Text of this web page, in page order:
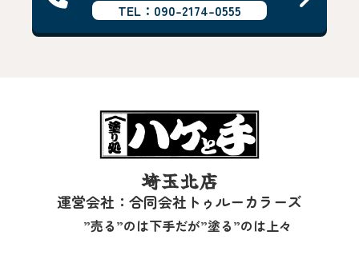
TEL：090-2174-0555
埼玉北店
運営会社：合同会社トゥルーカラーズ
”売る”のは下手だが”塗る”のは上々